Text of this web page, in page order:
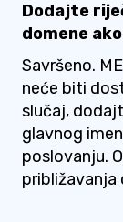
Dodajte
domene
Savršeno.
neće biti
slučaj,
glavnog
poslovanju.
približavanja